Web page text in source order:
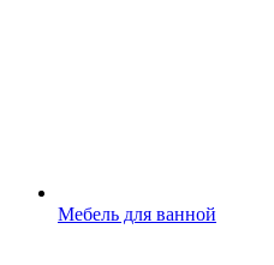
Мебель для ванной